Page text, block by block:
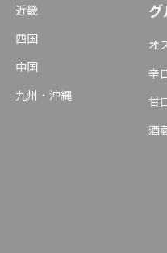
近畿
四国
中国
九州・沖縄
オ
辛
甘
酒